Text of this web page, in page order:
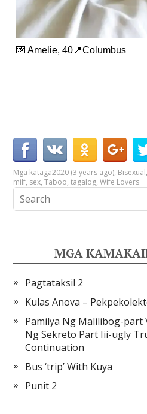
💌 Amelie, 40📍Columbus
Mga kataga2020 (3 years ago), Bisexual,
milf, sex,Taboo,tagalog,Wife Lovers
MGA
Pagtataksil 2
Kulas Anova –
Pamilya Ng Malilibog-part
Ng Sekreto Part Iii-ugly
Continuation
Bus ‘trip’ With Kuya
Punit 2